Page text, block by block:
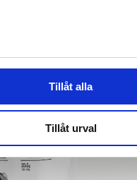
Tillåt alla
Tillåt urval